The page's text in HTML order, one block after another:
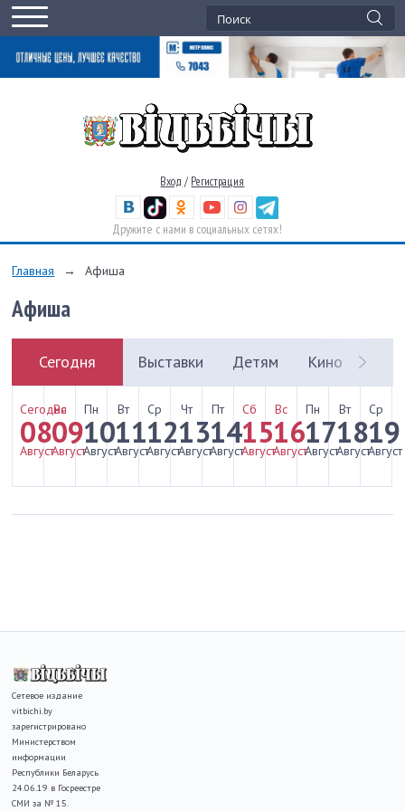
Вход / Регистрация
Дружите с нами в социальных сетях!
Главная → Афиша
Афиша
Сегодня Выставки Детям Кино
Сегодня
08
Август
Вс
09
Август
Пн
10
Август
Вт
11
Август
Ср
12
Август
Чт
13
Август
Пт
14
Август
Сб
15
Август
Вс
16
Август
Пн
17
Август
Вт
18
Август
Ср
19
Август
Сетевое издание
vitbichi.by
зарегистрировано
Министерством
информации
Республики Беларусь
24.06.19 в Госреестре
СМИ за № 15.